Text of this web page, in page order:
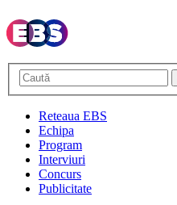
Reteaua EBS
Echipa
Program
Interviuri
Concurs
Publicitate